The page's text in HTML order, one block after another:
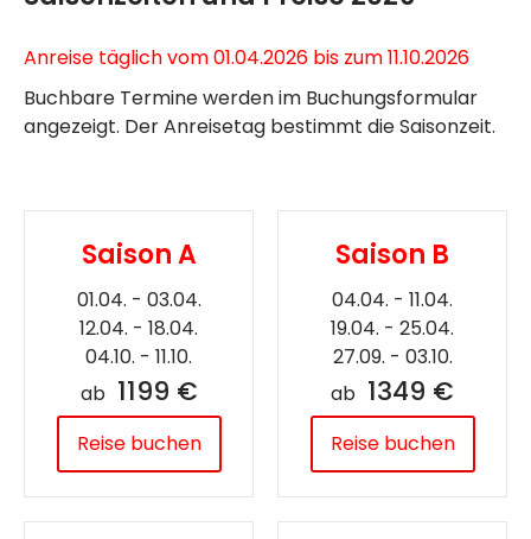
Anreise täglich vom 01.04.2026 bis zum 11.10.2026
Buchbare Termine werden im Buchungsformular
angezeigt. Der Anreisetag bestimmt die Saisonzeit.
Saison A
01.04. - 03.04.
12.04. - 18.04.
04.10. - 11.10.
ab 1199 €
Reise buchen
Saison B
04.04. - 11.04.
19.04. - 25.04.
27.09. - 03.10.
ab 1349 €
Reise buchen